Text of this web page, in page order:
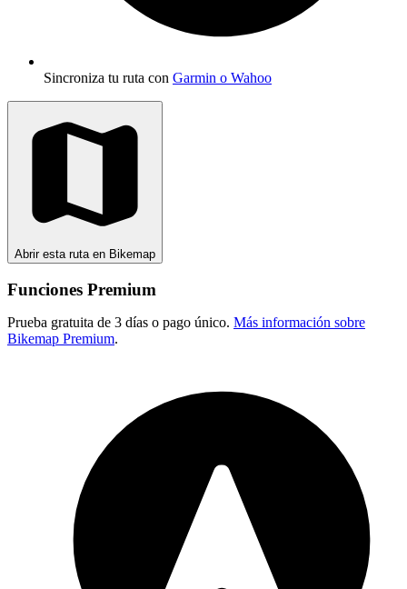
Sincroniza tu ruta con Garmin o Wahoo
Abrir esta ruta en Bikemap
Funciones Premium
Prueba gratuita de 3 días o pago único. Más información sobre
Bikemap Premium.